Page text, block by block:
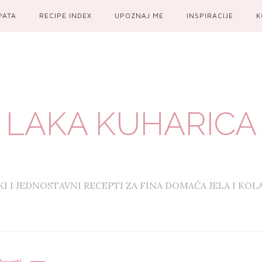
RECIPE INDEX UPOZNAJ ME INSPIRACIJE
LAKA KUHARICA
I JEDNOSTAVNI RECEPTI ZA FINA DOMAĆA JELA I